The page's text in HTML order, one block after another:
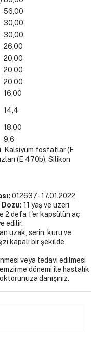
56,00
30,00
30,00
26,00
20,00
20,00
20,00
16,00
14,4
18,00
9,6
Kalsiyum fosfatlar (E
(E 470b), Silikon
012637 - 17.01.2022
11 yaş ve üzeri
2 defa 1'er kapsülün aç
edilir.
uzak, serin, kuru ve
kapalı bir şekilde
veya tedavi edilmesi
dönemi ile hastalık
danışınız.